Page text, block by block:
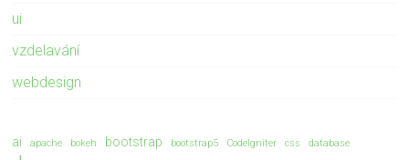
ui
vzdelavání
webdesign
ai apache bokeh bootstrap bootstrap5 CodeIgniter css database